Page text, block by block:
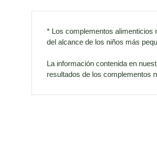
* Los complementos alimenticios
del alcance de los niños más
La información contenida en
resultados de los complementos